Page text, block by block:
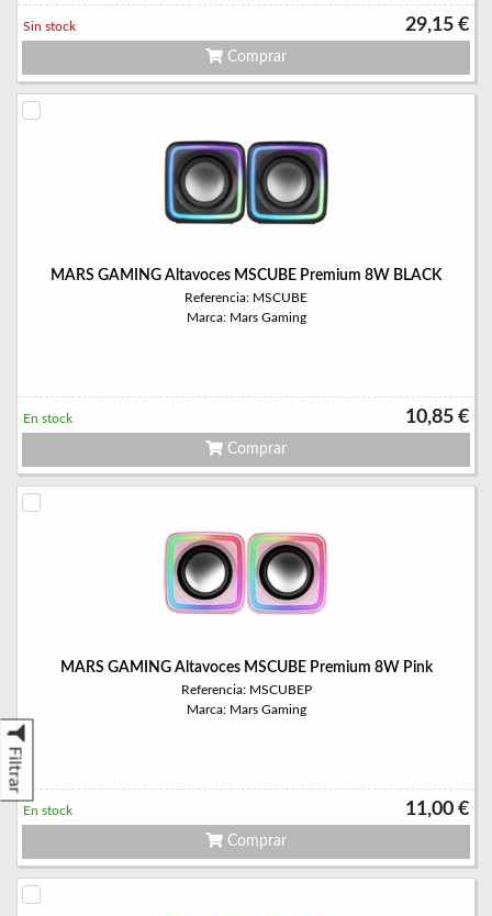
Filtrar
29,15 €
Sin stock
Comprar
MARS GAMING Altavoces MSCUBE Premium 8W BLACK
Referencia: MSCUBE
Marca: Mars Gaming
10,85 €
En stock
Comprar
MARS GAMING Altavoces MSCUBE Premium 8W Pink
Referencia: MSCUBEP
Marca: Mars Gaming
11,00 €
En stock
Comprar